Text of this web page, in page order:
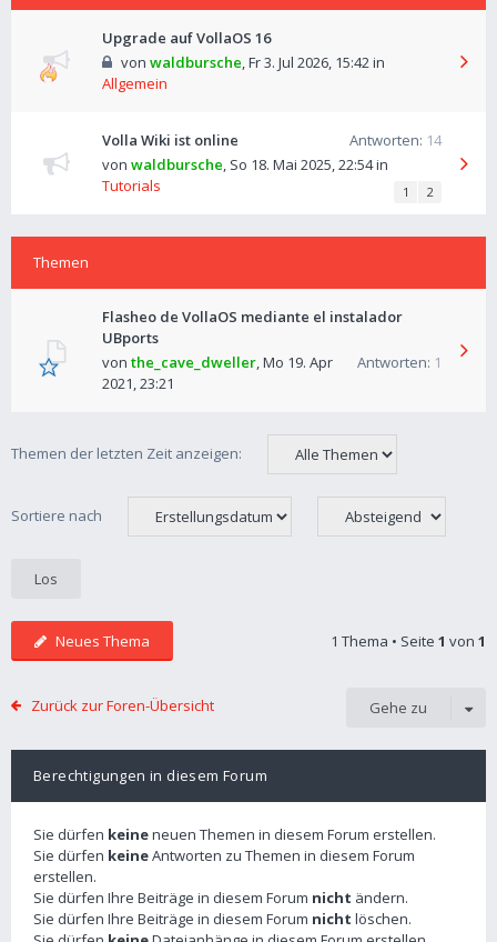
Upgrade auf VollaOS 16
von waldbursche,Fr 3. Jul 2026, 15:42in
Allgemein
Volla Wiki ist online Antworten: 14
von waldbursche, So 18. Mai 2025, 22:54in
Tutorials
1 2
Themen
Flasheo de VollaOS mediante el instalador
UBports
Antworten: 1
von the_cave_dweller,Mo 19. Apr
2021, 23:21
Themen der letzten Zeit anzeigen:
Sortiere nach
Neues Thema 1 Thema • Seite 1 von 1
Zurück zur Foren-Übersicht Gehe zu
Berechtigungen in diesem Forum
Sie dürfen keineneuen Themen in diesem Forum erstellen.
Sie dürfen keineAntworten zu Themen in diesem Forum
erstellen.
Sie dürfen Ihre Beiträge in diesem Forum nicht ändern.
Sie dürfen Ihre Beiträge in diesem Forum nicht löschen.